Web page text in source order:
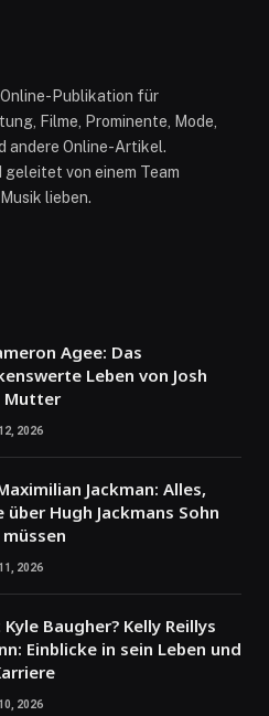
Publikation für
Filme, Prominente, Mode,
andere Online-Artikel.
geleitet von einem Team
lieben.
Agee: Das
Leben von Josh
Mutter
2026
Jackman: Alles,
über Hugh Jackmans Sohn
2026
Baugher? Kelly Reillys
Einblicke in sein Leben und
2026